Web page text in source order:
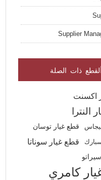
Supplier
لقطع ذات الصلة
اكسنت
قطع غيار توسان
قطع غيار سوناتا
كامري